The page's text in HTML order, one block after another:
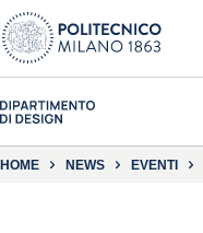
HOME NEWS EVENTI